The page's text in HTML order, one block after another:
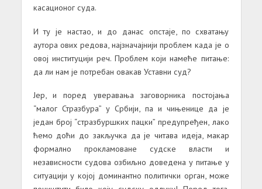
касационог суда.
И ту је настао, и до данас опстаје, по схватању
аутора ових редова, најзначајнији проблем када је о
овој институцији реч. Проблем који намеће питање:
да ли нам је потребан овакав Уставни суд?
Јер, и поред уверавања заговорника постојања
“малог Стразбура” у Србији, па и чињенице да је
један број “стразбуршких пацки” предупређен, лако
ћемо доћи до закључка да је читава идеја, макар
формално прокламоване судске власти и
независности судова озбиљно доведена у питање у
ситуацији у којој доминантно политички орган, може